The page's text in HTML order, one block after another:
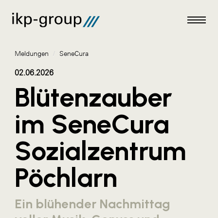
Meldungen
AKTUELLES
ACO
ALEX Krems
Amazon Web Services
Meldungen / SeneCura
02.06.2026
Blütenzauber
im SeneCura
Sozialzentrum
Pöchlarn
Ein blühender Nachmittag